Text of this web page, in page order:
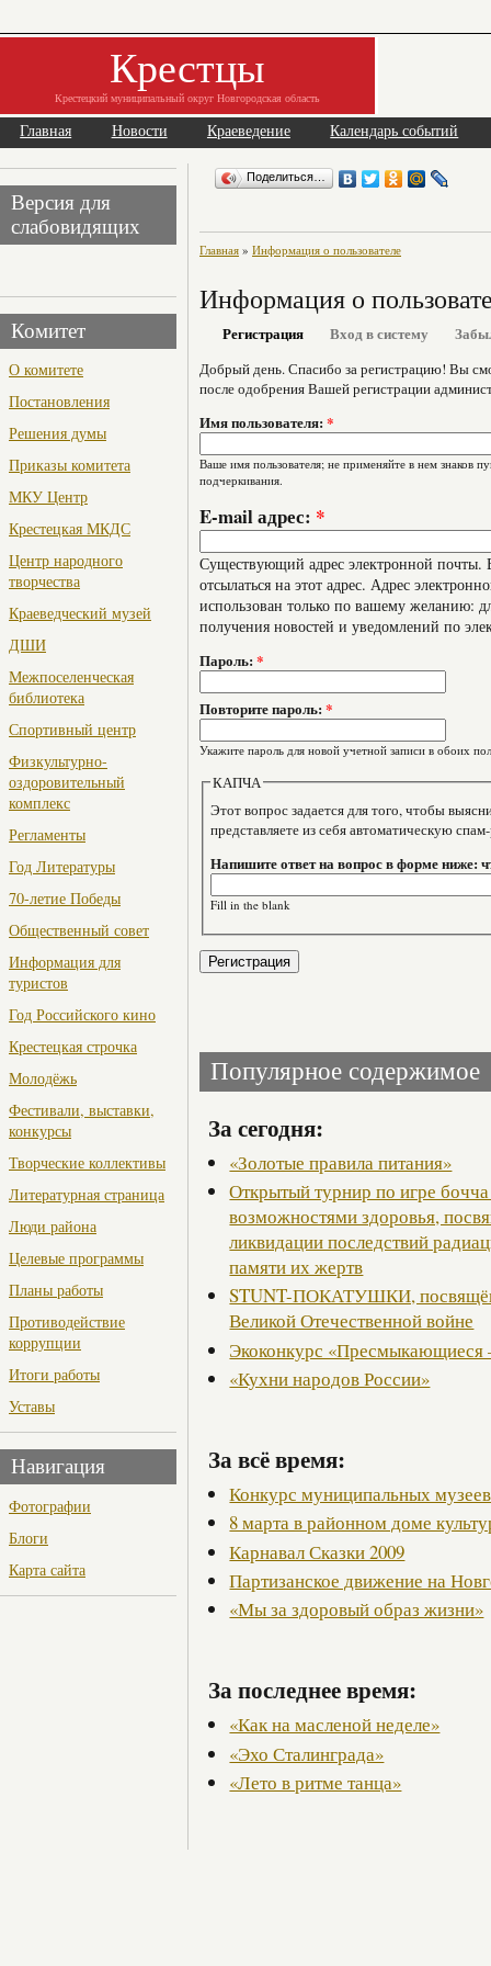
Крестцы
Крестецкий муниципальный округ Новгородская область
Главная Новости Краеведение Календарь событий
Версия для
слабовидящих
Комитет
О комитете
Постановления
Решения думы
Приказы комитета
МКУ Центр
Крестецкая МКДС
Центр народного
творчества
Краеведческий музей
ДШИ
Межпоселенческая
библиотека
Спортивный центр
Физкультурно-
оздоровительный
комплекс
Регламенты
Год Литературы
70-летие Победы
Общественный совет
Информация для
туристов
Год Российского кино
Крестецкая строчка
Молодёжь
Фестивали, выставки,
конкурсы
Творческие коллективы
Литературная страница
Люди района
Целевые программы
Планы работы
Противодействие
коррупции
Итоги работы
Уставы
Навигация
Фотографии
Блоги
Карта сайта
Поделиться…
Главная » Информация о пользователе
Информация о
Регистрация Вход в систему
Добрый день. Спасибо за регистрацию! Вы
после одобрения Вашей регистрации
Имя пользователя: *
Ваше имя пользователя; не применяйте в нем знаков
подчеркивания.
E-mail адрес: *
Существующий адрес электронной почты.
отсылаться на этот адрес. Адрес
использован только по вашему желанию:
получения новостей и уведомлений по
Пароль: *
Повторите пароль: *
Укажите пароль для новой учетной записи в обоих
КАПЧА
Этот вопрос задается для того, чтобы выяснить,
представляете из себя автоматическую
Напишите ответ на вопрос в форме ниже:
Fill in the blank
Популярное содержимое
За сегодня:
«Золотые правила питания»
Открытый турнир по игре
возможностями здоровья,
ликвидации последствий
памяти их жертв
STUNT-ПОКАТУШКИ,
Великой Отечественной войне
Экоконкурс «Пресмыкающиеся
«Кухни народов России»
За всё время:
Конкурс муниципальных музеев
8 марта в районном доме
Карнавал Сказки 2009
Партизанское движение на
«Мы за здоровый образ жизни»
За последнее время:
«Как на масленой неделе»
«Эхо Сталинграда»
«Лето в ритме танца»